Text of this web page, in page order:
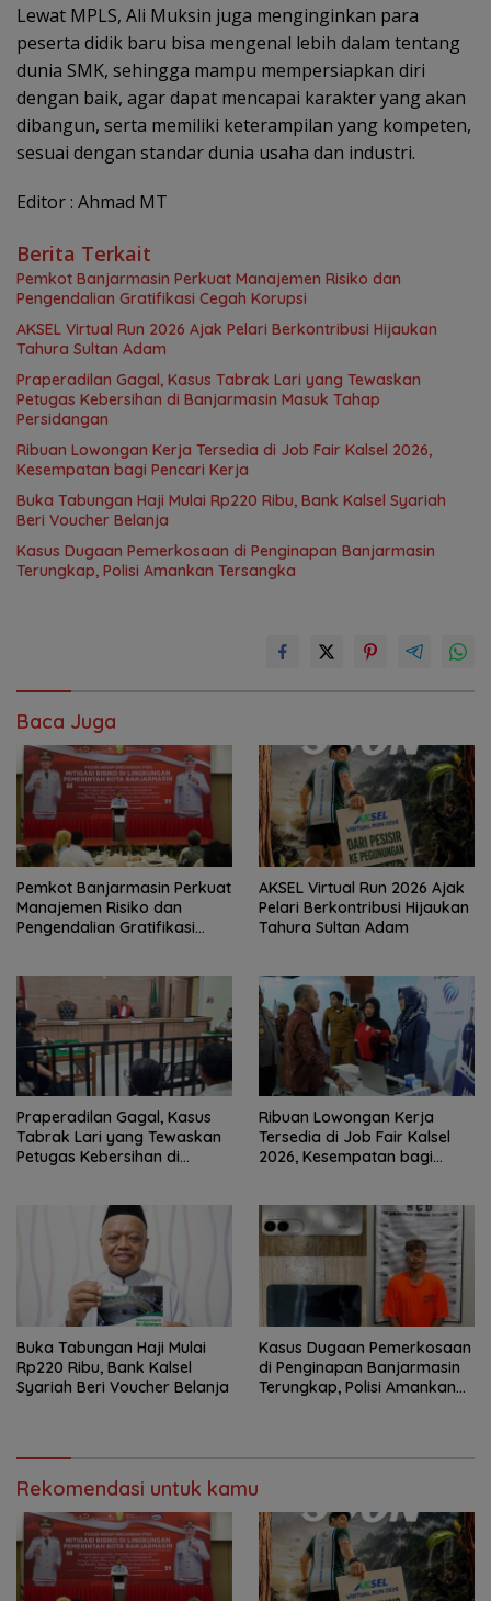
Lewat MPLS, Ali Muksin juga menginginkan para
peserta didik baru bisa mengenal lebih dalam tentang
dunia SMK, sehingga mampu mempersiapkan diri
dengan baik, agar dapat mencapai karakter yang akan
dibangun, serta memiliki keterampilan yang kompeten,
sesuai dengan standar dunia usaha dan industri.
Editor : Ahmad MT
Berita Terkait
Pemkot Banjarmasin Perkuat Manajemen Risiko dan
Pengendalian Gratifikasi Cegah Korupsi
AKSEL Virtual Run 2026 Ajak Pelari Berkontribusi Hijaukan
Tahura Sultan Adam
Praperadilan Gagal, Kasus Tabrak Lari yang Tewaskan
Petugas Kebersihan di Banjarmasin Masuk Tahap
Persidangan
Ribuan Lowongan Kerja Tersedia di Job Fair Kalsel 2026,
Kesempatan bagi Pencari Kerja
Buka Tabungan Haji Mulai Rp220 Ribu, Bank Kalsel Syariah
Beri Voucher Belanja
Kasus Dugaan Pemerkosaan di Penginapan Banjarmasin
Terungkap, Polisi Amankan Tersangka
Baca Juga
Pemkot Banjarmasin Perkuat
Manajemen Risiko dan
Pengendalian Gratifikasi
AKSEL Virtual Run 2026 Ajak
Pelari Berkontribusi Hijaukan
Tahura Sultan Adam
Praperadilan Gagal, Kasus
Tabrak Lari yang Tewaskan
Petugas Kebersihan di
Ribuan Lowongan Kerja
Tersedia di Job Fair Kalsel
2026, Kesempatan bagi
Buka Tabungan Haji Mulai
Rp220 Ribu, Bank Kalsel
Syariah Beri Voucher Belanja
Kasus Dugaan Pemerkosaan
di Penginapan Banjarmasin
Terungkap, Polisi Amankan
Rekomendasi untuk kamu